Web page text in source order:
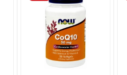
Добавить
в
Вишлист